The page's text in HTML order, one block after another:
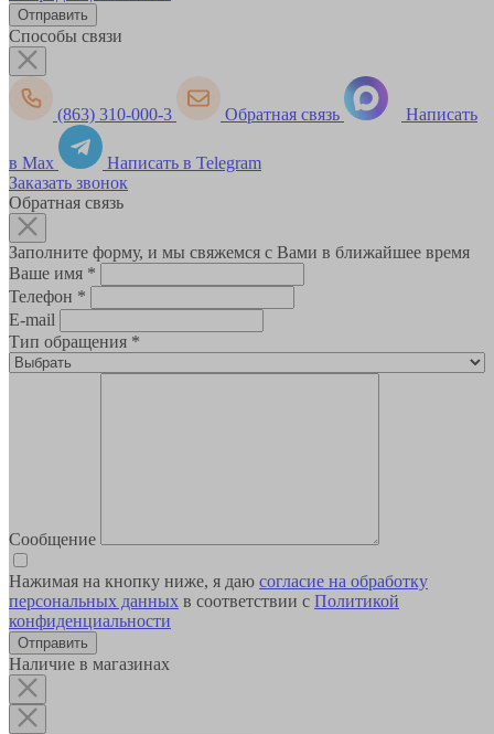
Способы связи
(863) 310-000-3 Обратная связь Написать
в Max
Написать в Telegram
Заказать звонок
Обратная связь
Заполните форму, и мы свяжемся с Вами в ближайшее время
Ваше имя *
Телефон *
E-mail
Тип обращения *
Сообщение
Нажимая на кнопку ниже, я даю согласие на обработку
персональных данных в соответствии с Политикой
конфиденциальности
Наличие в магазинах